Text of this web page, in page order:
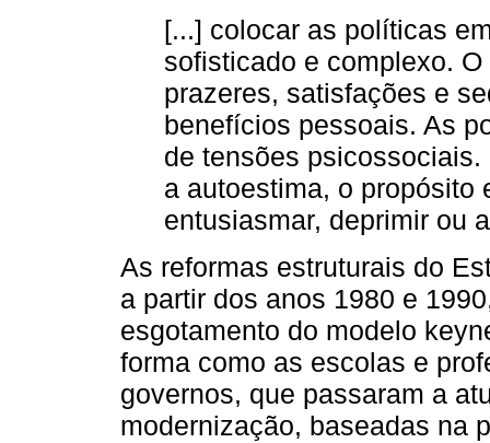
[...] colocar as políticas
sofisticado e complexo.
prazeres, satisfações e
benefícios pessoais. As
de tensões
a autoestima, o propósito
entusiasmar, deprimir ou
As reformas estruturais do
a partir dos anos 1980 e
esgotamento do modelo
forma como as escolas e
governos, que passaram a
modernização, baseadas na